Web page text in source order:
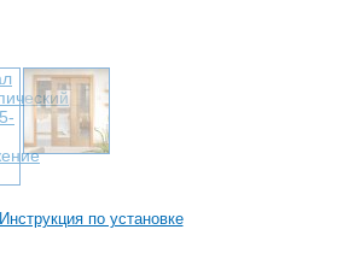
Инструкция по установке